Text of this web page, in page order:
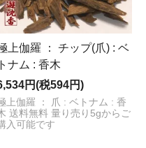
上伽羅 ： チップ(爪) : ベ
トナム : 香木
円(税594円)
上伽羅 ： 爪 : ベトナム : 香
送料無料 量り売り5gからご
入可能です